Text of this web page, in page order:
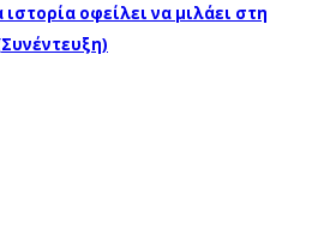
οφείλει να μιλάει στη